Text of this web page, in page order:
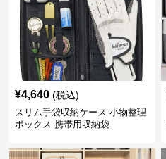
¥4,640 (税込)
スリム手袋収納ケース 小物整理
ボックス 携帯用収納袋